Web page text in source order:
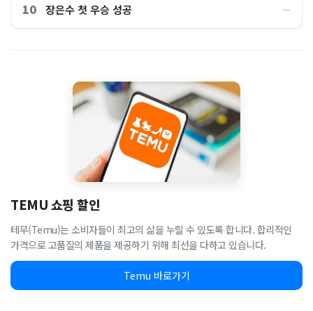
10 장은수 첫 우승 성공 ―
TEMU 쇼핑 할인
테무(Temu)는 소비자들이 최고의 삶을 누릴 수 있도록 합니다. 합리적인
가격으로 고품질의 제품을 제공하기 위해 최선을 다하고 있습니다.
Temu 바로가기